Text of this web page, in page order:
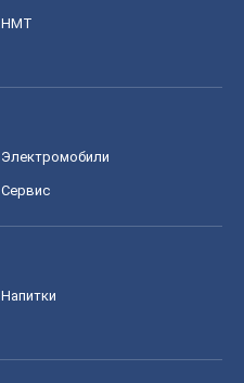
НМТ
Электромобили
Сервис
Напитки